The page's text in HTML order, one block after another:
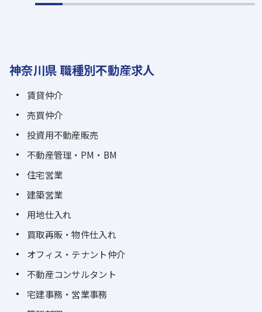
神奈川県 職種別不動産求人
賃貸仲介
売買仲介
投資用不動産販売
不動産管理・PM・BM
住宅営業
建築営業
用地仕入れ
買取再販・物件仕入れ
オフィス・テナント仲介
不動産コンサルタント
宅建事務・営業事務